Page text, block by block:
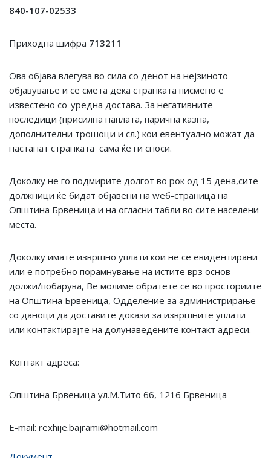
840-107-02533
Приходна шифра 713211
Ова објава влегува во сила со денот на нејзиното
објавување и се смета дека странката писмено е
известено со-уредна достава. За негативните
последици (присилна наплата, парична казна,
дополнителни трошоци и сл.) кои евентуално можат да
настанат странката сама ќе ги сноси.
Доколку не го подмирите долгот во рок од 15 дена,сите
должници ќе бидат објавени на wеб-страница на
Општина Брвеница и на огласни табли во сите населени
места.
Доколку имате извршно уплати кои не се евидентирани
или е потребно порамнување на истите врз основ
должи/побарува, Ве молиме обратете се во просториите
на Општина Брвеница, Одделение за администрирање
со даноци да доставите докази за извршните уплати
или контактирајте на долунаведените контакт адреси.
Контакт адреса:
Општина Брвеница ул.М.Тито бб, 1216 Брвеница
Е-mail: rexhije.bajrami@hotmail.com